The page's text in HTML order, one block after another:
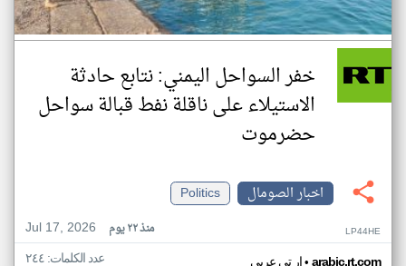
خفر السواحل اليمني: نتابع حادثة
الاستيلاء على ناقلة نفط قبالة سواحل
حضرموت
اخبار الصومال
Politics
Jul 17, 2026
منذ ٢٢ يوم LP44HE
ار تي عربي arabic.rt.com عدد الكلمات: ٢٤٤